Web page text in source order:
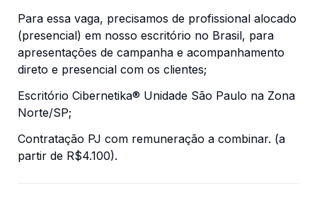
Para essa vaga, precisamos de profissional alocado
(presencial) em nosso escritório no Brasil, para
apresentações de campanha e acompanhamento
direto e presencial com os clientes;
Escritório Cibernetika® Unidade São Paulo na Zona
Norte/SP;
Contratação PJ com remuneração a combinar. (a
partir de R$4.100).